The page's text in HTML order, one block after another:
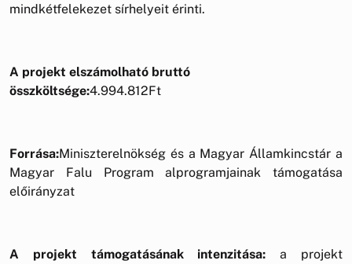
mindkétfelekezet sírhelyeit érinti.
A projekt elszámolható bruttó
összköltsége:4.994.812Ft
Forrása:Miniszterelnökség és a Magyar Államkincstár a
Magyar Falu Program alprogramjainak támogatása
előirányzat
A projekt támogatásának intenzitása: a projekt